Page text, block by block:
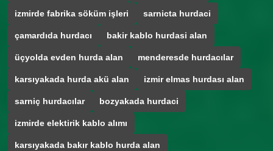
izmirde fabrika söküm işleri sarnicta hurdaci
çamardıda hurdacı bakir kablo hurdasi alan
üçyolda evden hurda alan menderesde hurdacılar
karsıyakada hurda akü alan izmir elmas hurdası alan
sarniç hurdacılar bozyakada hurdaci
izmirde elektirik kablo alımı
karsıyakada bakır kablo hurda alan